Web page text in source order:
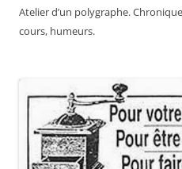
Atelier d’un polygraphe.
cours, humeurs.